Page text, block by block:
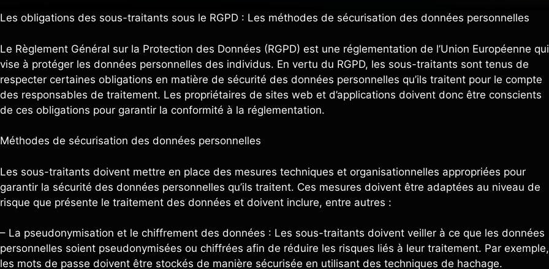
Les obligations des sous-traitants sous le RGPD : Les méthodes de sécurisation des données personnelles
Le Règlement Général sur la Protection des Données (RGPD) est une réglementation de l’Union Européenne qui
vise à protéger les données personnelles des individus. En vertu du RGPD, les sous-traitants sont tenus de
respecter certaines obligations en matière de sécurité des données personnelles qu’ils traitent pour le compte
des responsables de traitement. Les propriétaires de sites web et d’applications doivent donc être conscients
de ces obligations pour garantir la conformité à la réglementation.
Méthodes de sécurisation des données personnelles
Les sous-traitants doivent mettre en place des mesures techniques et organisationnelles appropriées pour
garantir la sécurité des données personnelles qu’ils traitent. Ces mesures doivent être adaptées au niveau de
risque que présente le traitement des données et doivent inclure, entre autres :
– La pseudonymisation et le chiffrement des données : Les sous-traitants doivent veiller à ce que les données
personnelles soient pseudonymisées ou chiffrées afin de réduire les risques liés à leur traitement. Par exemple,
les mots de passe doivent être stockés de manière sécurisée en utilisant des techniques de hachage.